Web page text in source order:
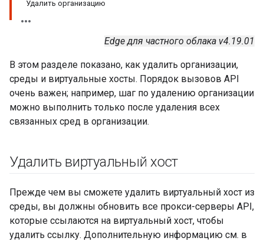
Удалить организацию
Edge для частного облака v4.19.01
В этом разделе показано, как удалить организации,
среды и виртуальные хосты. Порядок вызовов API
очень важен; например, шаг по удалению организации
можно выполнить только после удаления всех
связанных сред в организации.
Удалить виртуальный хост
Прежде чем вы сможете удалить виртуальный хост из
среды, вы должны обновить все прокси-серверы API,
которые ссылаются на виртуальный хост, чтобы
удалить ссылку. Дополнительную информацию см. в